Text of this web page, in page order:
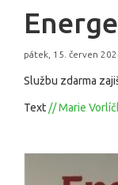
pátek, 15. červen
Službu zdarma
Text// Marie